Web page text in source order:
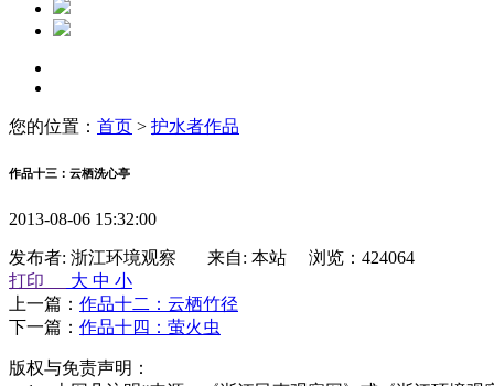
您的位置： 首页 > 护水者作品
作品十三：云栖洗心亭
2013-08-06 15:32:00
发布者: 浙江环境观察 来自: 本站 浏览：424064
打印
大 中 小
上一篇： 作品十二：云栖竹径
下一篇： 作品十四：萤火虫
版权与免责声明：